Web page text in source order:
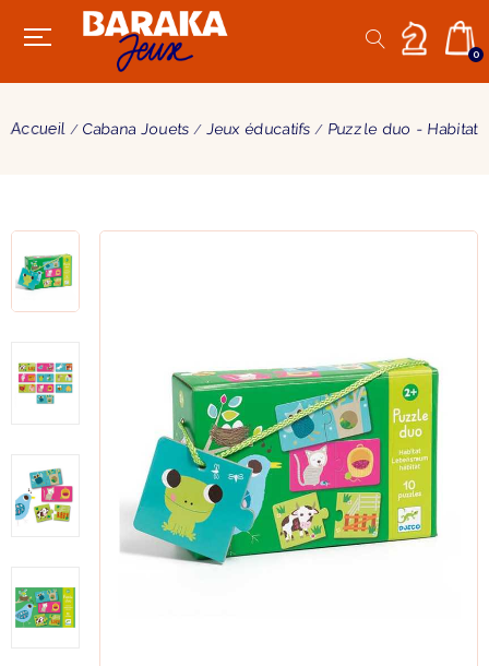
0
Accueil Cabana Jouets Jeux éducatifs Puzzle duo - Habitat